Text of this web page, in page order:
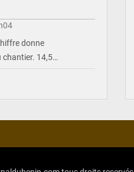
donne
chantier. 14,5…